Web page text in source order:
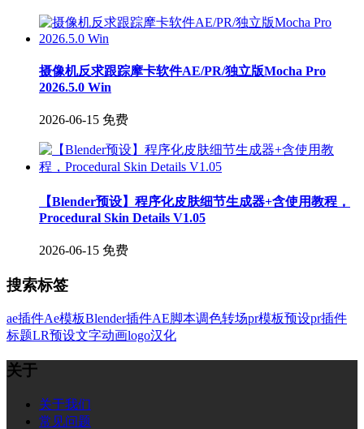
摄像机反求跟踪摩卡软件AE/PR/独立版Mocha Pro
2026.5.0 Win
2026-06-15 免费
【Blender预设】程序化皮肤细节生成器+含使用教程，
Procedural Skin Details V1.05
2026-06-15 免费
搜索标签
ae插件Ae模板Blender插件AE脚本调色转场pr模板预设pr插件
标题LR预设文字动画logo汉化
关于
关于我们
常见问题